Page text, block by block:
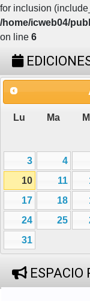
for inclusion
/home/icweb04/
on line 6
Lu Ma
3
4
10
11
17
18
24
25
31
ESPACIO